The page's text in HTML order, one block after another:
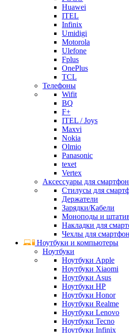
Huawei
ITEL
Infinix
Umidigi
Motorola
Ulefone
Fplus
OnePlus
TCL
Телефоны
Wifit
BQ
F+
ITEL / Joys
Maxvi
Nokia
Olmio
Panasonic
texet
Vertex
Аксессуары для
Стилусы для
Держатели
Зарядки/Кабели
Моноподы и
Накладки для
Чехлы для
Ноутбуки и компьютеры
Ноутбуки
Ноутбуки Apple
Ноутбуки Xiaomi
Ноутбуки Asus
Ноутбуки HP
Ноутбуки Honor
Ноутбуки Realme
Ноутбуки Lenovo
Ноутбуки Tecno
Ноутбуки Infinix